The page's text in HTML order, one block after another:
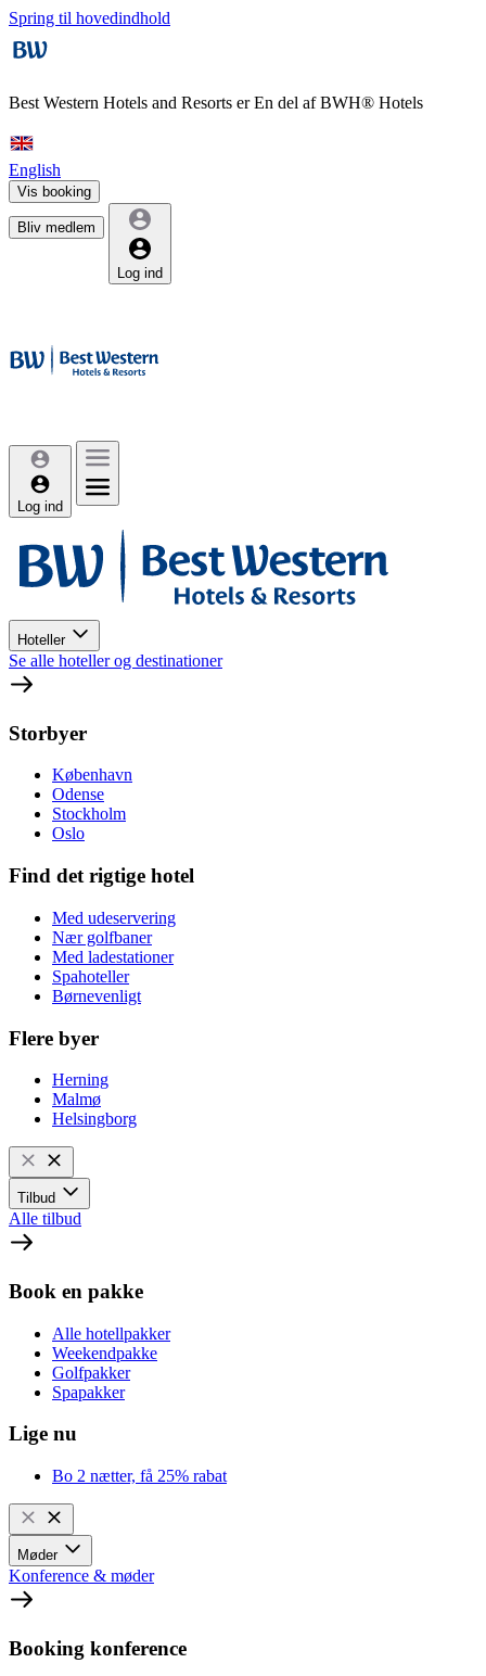
Spring til hovedindhold
Best Western Hotels and Resorts erEn del af BWH® Hotels
English
Vis booking
Bliv medlem
Log ind
Log ind
Hoteller
Se alle hoteller og destinationer
Storbyer
København
Odense
Stockholm
Oslo
Find det rigtige hotel
Med udeservering
Nær golfbaner
Med ladestationer
Spahoteller
Børnevenligt
Flere byer
Herning
Malmø
Helsingborg
Tilbud
Alle tilbud
Book en pakke
Alle hotellpakker
Weekendpakke
Golfpakker
Spapakker
Lige nu
Bo 2 nætter, få 25% rabat
Møder
Konference & møder
Booking konference